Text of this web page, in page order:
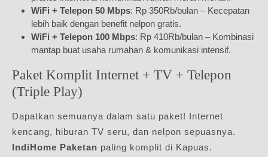
WiFi + Telepon 50 Mbps: Rp 350Rb/bulan – Kecepatan
lebih baik dengan benefit nelpon gratis.
WiFi + Telepon 100 Mbps: Rp 410Rb/bulan – Kombinasi
mantap buat usaha rumahan & komunikasi intensif.
Paket Komplit Internet + TV + Telepon
(Triple Play)
Dapatkan semuanya dalam satu paket! Internet
kencang, hiburan TV seru, dan nelpon sepuasnya.
IndiHome Paketan paling komplit di Kapuas.